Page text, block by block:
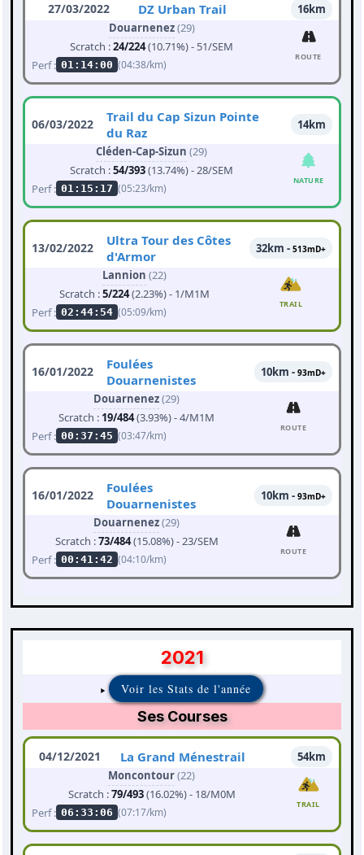
27/03/2022 DZ Urban Trail
16km
Douarnenez(29)
Scratch :24/224(10.71%) - 51/SEM
Perf : 01:14:00 (04:38/km)
ROUTE
06/03/2022
Trail du Cap Sizun Pointe
du Raz
14km
Cléden-Cap-Sizun (29)
Scratch :54/393(13.74%) - 28/SEM
Perf : 01:15:17 (05:23/km)
NATURE
13/02/2022
Ultra Tour des Côtes
d'Armor
32km - 513mD+
Lannion (22)
Scratch :5/224(2.23%) - 1/M1M
Perf : 02:44:54 (05:09/km)
TRAIL
16/01/2022
Foulées
Douarnenistes
10km - 93mD+
Douarnenez(29)
Scratch : 19/484(3.93%) - 4/M1M
Perf : 00:37:45 (03:47/km)
ROUTE
16/01/2022
Foulées
Douarnenistes
10km - 93mD+
Douarnenez(29)
Scratch :73/484(15.08%) - 23/SEM
Perf : 00:41:42 (04:10/km)
ROUTE
2021
Voir les Stats de l'année
Ses Courses
04/12/2021 La Grand Ménestrail
54km
Moncontour(22)
Scratch :79/493(16.02%) - 18/M0M
Perf : 06:33:06 (07:17/km)
TRAIL